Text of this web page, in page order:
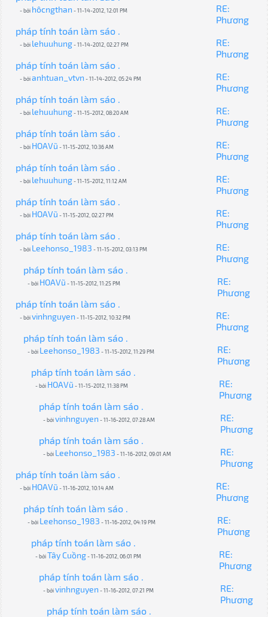
- bởi hôcngthan - 11-14-2012, 12:01 PM
RE:
Phương
pháp tính toán làm sáo .
- bởi lehuuhung- 11-14-2012, 02:27 PM
RE:
Phương
pháp tính toán làm sáo .
- bởianhtuan_vtvn - 11-14-2012, 05:24 PM
RE:
Phương
pháp tính toán làm sáo .
- bởi lehuuhung- 11-15-2012, 08:20 AM
RE:
Phương
pháp tính toán làm sáo .
- bởi HOAVũ - 11-15-2012, 10:36 AM
RE:
Phương
pháp tính toán làm sáo .
- bởi lehuuhung- 11-15-2012, 11:12 AM
RE:
Phương
pháp tính toán làm sáo .
- bởi HOAVũ - 11-15-2012, 02:27 PM
RE:
Phương
pháp tính toán làm sáo .
- bởi Leehonso_1983 - 11-15-2012, 03:13 PM
RE:
Phương
pháp tính toán làm sáo .
- bởi HOAVũ - 11-15-2012, 11:25 PM
RE:
Phương
pháp tính toán làm sáo .
- bởivinhnguyen - 11-15-2012, 10:32 PM
RE:
Phương
pháp tính toán làm sáo .
- bởi Leehonso_1983 - 11-15-2012, 11:29 PM
RE:
Phương
pháp tính toán làm sáo .
- bởi HOAVũ - 11-15-2012, 11:38 PM
RE:
Phương
pháp tính toán làm sáo .
- bởivinhnguyen - 11-16-2012, 07:28 AM
RE:
Phương
pháp tính toán làm sáo .
- bởi Leehonso_1983 - 11-16-2012, 09:01 AM
RE:
Phương
pháp tính toán làm sáo .
- bởi HOAVũ - 11-16-2012, 10:14 AM
RE:
Phương
pháp tính toán làm sáo .
- bởi Leehonso_1983 - 11-16-2012, 04:19 PM
RE:
Phương
pháp tính toán làm sáo .
- bởiTây Cuồng- 11-16-2012, 06:01 PM
RE:
Phương
pháp tính toán làm sáo .
- bởivinhnguyen - 11-16-2012, 07:21 PM
RE:
Phương
pháp tính toán làm sáo .